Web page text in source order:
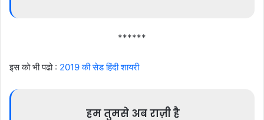
******
इस को भी पढो : 2019 की सेड हिंदी शायरी
हम तुमसे अब राज़ी है